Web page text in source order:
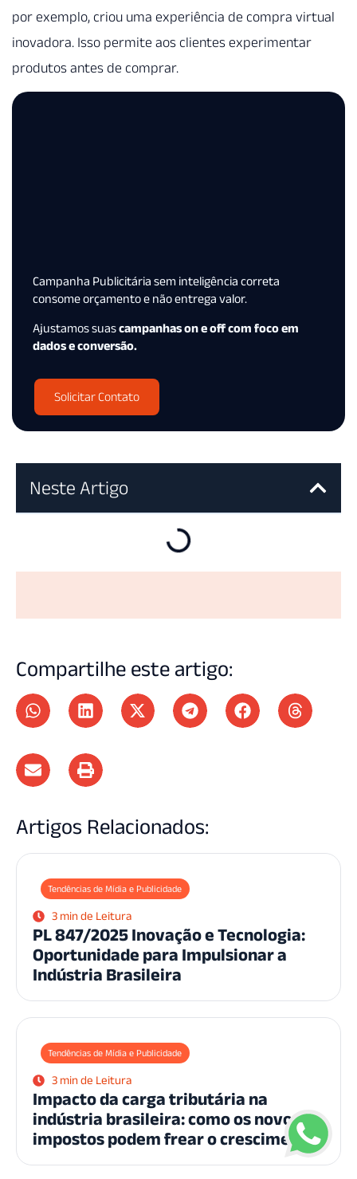
por exemplo, criou uma experiência de compra virtual
inovadora. Isso permite aos clientes experimentar
produtos antes de comprar.
Campanha Publicitária sem inteligência correta
consome orçamento e não entrega valor.
Ajustamos suascampanhas on e off com foco em
dados e conversão.
Solicitar Contato
Neste Artigo
Compartilhe este artigo:
Artigos Relacionados:
Tendências de Mídia e Publicidade
3 min de Leitura
PL 847/2025 Inovação e Tecnologia:
Oportunidade para Impulsionar a
Indústria Brasileira
Tendências de Mídia e Publicidade
3 min de Leitura
Impacto da carga tributária na
indústria brasileira: como os novos
impostos podem frear o crescimento